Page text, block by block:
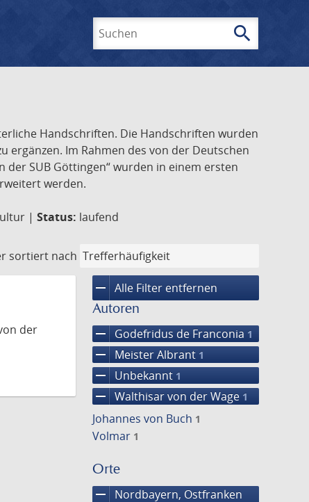
search
Handschriften. Die Handschriften wurden
ergänzen. Im Rahmen des von der Deutschen
SUB Göttingen“ wurden in einem ersten
werden.
| Status: laufend
sortiert nach
remove Alle Filter entfernen
Autoren
remove Godefridus de Franconia 1
remove Meister Albrant 1
remove Unbekannt 1
remove Walthisar von der Wage 1
Johannes von Buch 1
Volmar 1
Orte
remove
Nordbayern, Ostfranken
der